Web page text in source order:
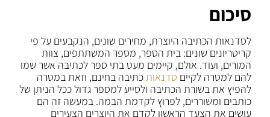
סיכום
לסדנאות הכתיבה היוצרת, מחירים שונים, הנקבעים על פי
קריטריונים שונים: בית הספר, מספר המשתתפים, צוות
המורים, ועוד. אולם, קיימים מעט בתי ספר לכתיבה אשר שמו
להם למטרה לקיים סדנאותכתיבה בחינם, וזאת במטרה
להפיץ את בשורת הכתיבה ולסייע למספר גדול ככל הניתן של
כותבים ומשוררים, לפרוץ לקדמת הבמה. במעשה זה הם
עושים את הצעד הראשון לקדם את היוצרים הצעירים